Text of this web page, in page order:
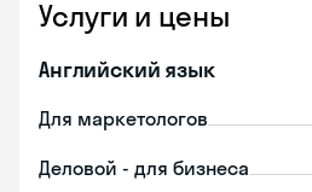
Услуги и цены
Английский язык
Для маркетологов
Деловой - для бизнеса